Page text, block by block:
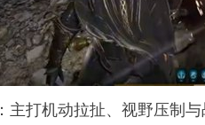
：主打机动拉扯、视野压制